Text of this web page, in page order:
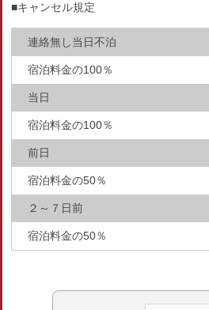
■キャンセル規定
連絡無し当日不泊
宿泊料金の100％
当日
宿泊料金の100％
前日
宿泊料金の50％
２～７日前
宿泊料金の50％